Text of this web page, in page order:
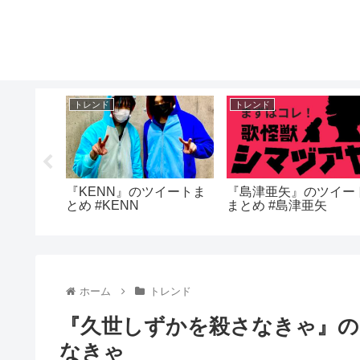
トレンド
『KENN』のツイートま
とめ #KENN
トレンド
『島津亜矢』のツイー
まとめ #島津亜矢
ホーム トレンド
『久世しずかを殺さなきゃ』
なきゃ